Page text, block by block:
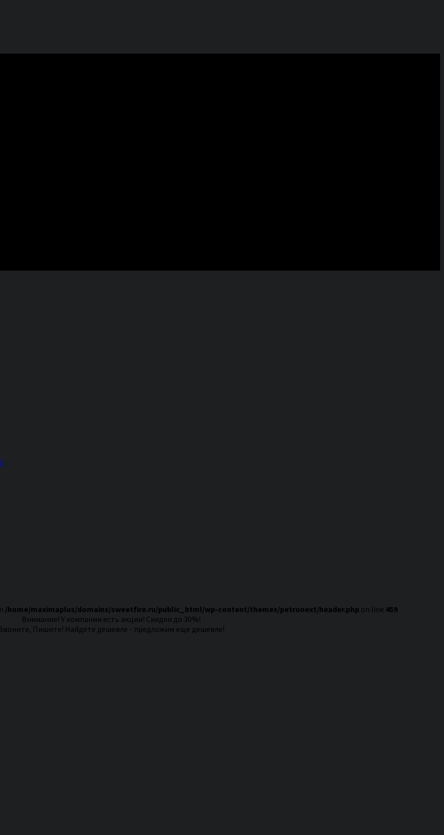
/home/maximaplus/domains/sweetfire.ru/public_html/wp-content/themes/petronext/header.php on line 459
Внимание! У компании есть акции! Скидки до 30%!
Пишите! Найдете дешевле - предложим еще дешевле!